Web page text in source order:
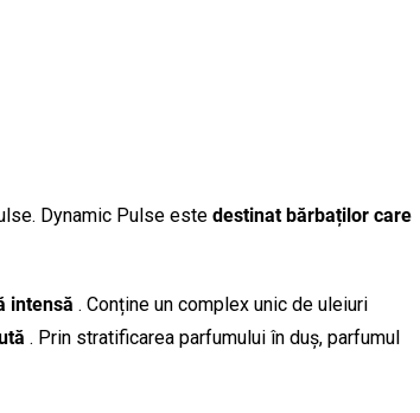
Dynamic Pulse este destinat bărbaților care
intensă . Conține un complex unic de uleiuri
. Prin stratificarea parfumului în duș, parfumul